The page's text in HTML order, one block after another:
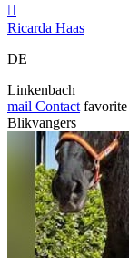

Ricarda Haas
DE
Linkenbach
mail Contact favorite
Blikvangers